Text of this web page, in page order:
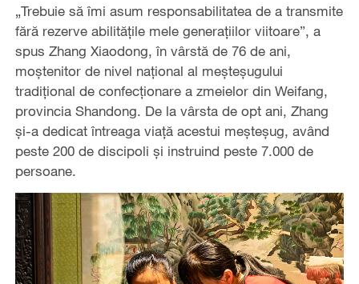
„Trebuie să îmi asum responsabilitatea de a transmite
fără rezerve abilitățile mele generațiilor viitoare”, a
spus Zhang Xiaodong, în vârstă de 76 de ani,
moștenitor de nivel național al meșteșugului
tradițional de confecționare a zmeielor din Weifang,
provincia Shandong. De la vârsta de opt ani, Zhang
și-a dedicat întreaga viață acestui meșteșug, având
peste 200 de discipoli și instruind peste 7.000 de
persoane.